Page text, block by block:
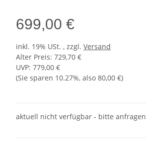
699,00 €
inkl. 19% USt. , zzgl. Versand
Alter Preis: 729,70 €
UVP: 779,00 €
(Sie sparen 10.27%, also 80,00 €)
aktuell nicht verfügbar - bitte anfragen